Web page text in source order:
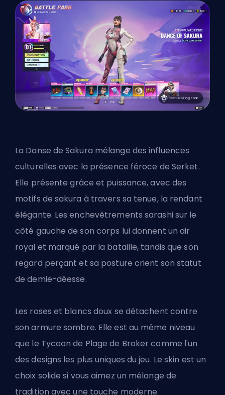
La Danse de Sakura mélange des influences
culturelles avec la présence féroce de Serket.
Elle présente grâce et puissance, avec des
motifs de sakura à travers sa tenue, la rendant
élégante. Les enchevêtrements sarashi sur le
côté gauche de son corps lui donnent un air
royal et marqué par la bataille, tandis que son
regard perçant et sa posture crient son statut
de demie-déesse.
Les roses et blancs doux se détachent contre
son armure sombre. Elle est au même niveau
que le Tycoon de Plage de Broker comme l'un
des designs les plus uniques du jeu. Le skin est un
choix solide si vous aimez un mélange de
tradition avec une touche moderne.